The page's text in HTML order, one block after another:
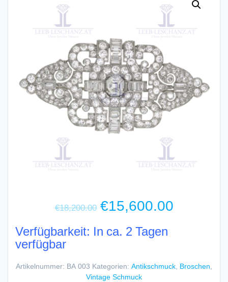
€18,200.00 Ursprünglicher
Preis
war:
€18,200.00
€15,600.00
Verfügbarkeit: In ca. 2 Tagen
verfügbar
Artikelnummer: BA 003 Kategorien: Antikschmuck Broschen
Vintage Schmuck